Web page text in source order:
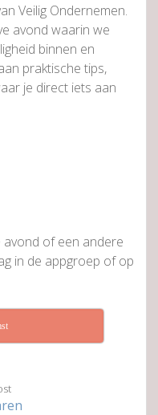
Veilig Ondernemen.
avond waarin we
binnen en
praktische tips,
je direct iets aan
of een andere
in de appgroep of op